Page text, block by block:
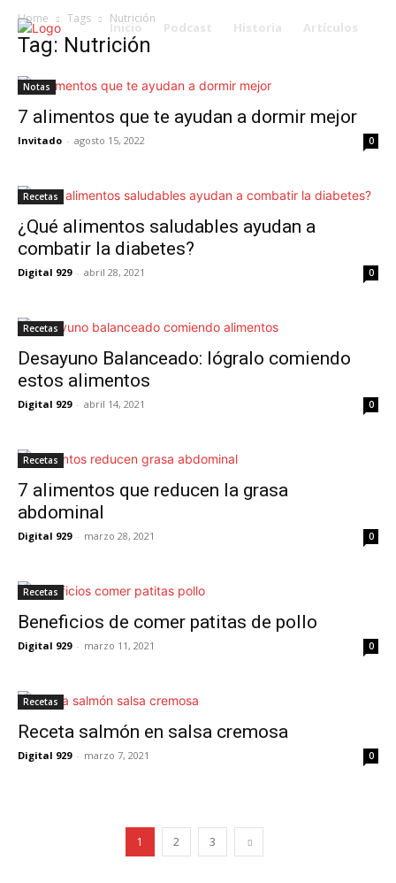
Inicio Podcast Historia Artículos
Home Tags Nutrición
Tag: Nutrición
Notas
7 alimentos que te ayudan a dormir mejor
Invitado - agosto 15, 2022 0
Recetas
¿Qué alimentos saludables ayudan a
combatir la diabetes?
Digital 929 - abril 28, 2021 0
Recetas
Desayuno Balanceado: lógralo comiendo
estos alimentos
Digital 929 - abril 14, 2021 0
Recetas
7 alimentos que reducen la grasa
abdominal
Digital 929 - marzo 28, 2021 0
Recetas
Beneficios de comer patitas de pollo
Digital 929 - marzo 11, 2021 0
Recetas
Receta salmón en salsa cremosa
Digital 929 - marzo 7, 2021 0
1 2 3